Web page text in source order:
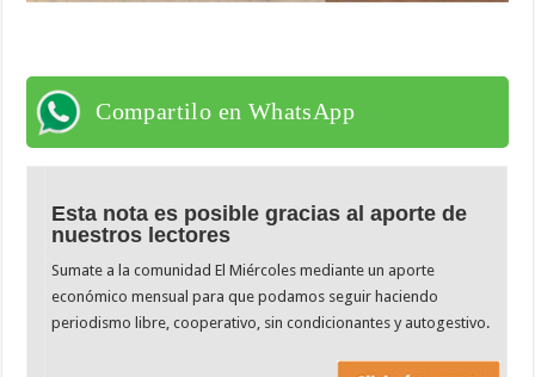
Compartilo en WhatsApp
Esta nota es posible gracias al aporte de
nuestros lectores
Sumate a la comunidad El Miércoles mediante un aporte
económico mensual para que podamos seguir haciendo
periodismo libre, cooperativo, sin condicionantes y autogestivo.